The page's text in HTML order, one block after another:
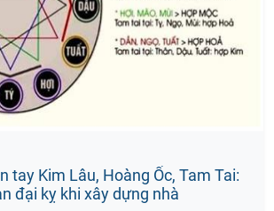
tay Kim Lâu, Hoàng Ốc, Tam Tai:
đại kỵ khi xây dựng nhà